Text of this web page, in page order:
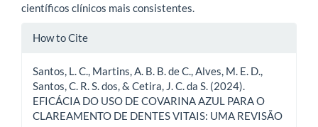
científicos clínicos mais consistentes.
Article
How to Cite
Santos, L. C., Martins, A. B. B. de C., Alves, M. E. D.,
Santos, C. R. S. dos, & Cetira, J. C. da S. (2024).
EFICÁCIA DO USO DE COVARINA AZUL PARA O
CLAREAMENTO DE DENTES VITAIS: UMA REVISÃO